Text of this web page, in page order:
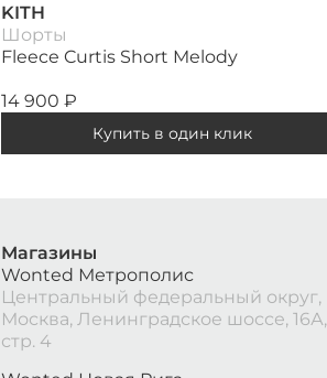
KITH
Шорты
Fleece Curtis Short Melody
14 900 ₽
Купить в один клик
Магазины
Wonted Метрополис
Центральный федеральный округ,
Москва, Ленинградское шоссе, 16А,
стр. 4